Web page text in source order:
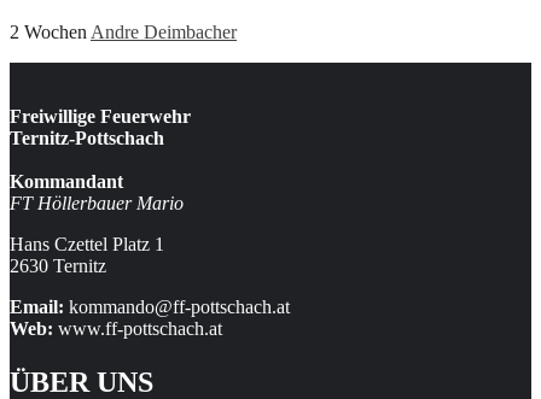
2 Wochen Andre Deimbacher
Freiwillige Feuerwehr
Ternitz-Pottschach
Kommandant
FT Höllerbauer Mario
Hans Czettel Platz 1
2630 Ternitz
Email: kommando@ff-pottschach.at
Web: www.ff-pottschach.at
ÜBER UNS